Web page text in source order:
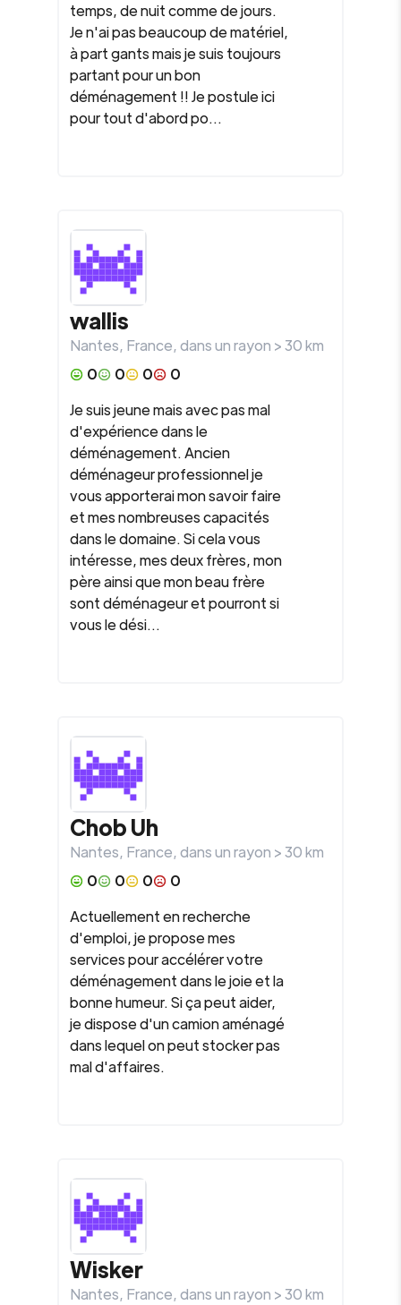
temps, de nuit comme de jours.
Je n'ai pas beaucoup de matériel,
à part gants mais je suis toujours
partant pour un bon
déménagement !! Je postule ici
pour tout d'abord po...
wallis
Nantes, France, dans un rayon >30km
0
0 0
0
Je suis jeune mais avec pas mal
d'expérience dans le
déménagement. Ancien
déménageur professionnel je
vous apporterai mon savoir faire
et mes nombreuses capacités
dans le domaine. Si cela vous
intéresse, mes deux frères, mon
père ainsi que mon beau frère
sont déménageur et pourront si
vous le dési...
Chob Uh
Nantes, France, dans un rayon >30km
0
0 0
0
Actuellement en recherche
d'emploi, je propose mes
services pour accélérer votre
déménagement dans le joie et la
bonne humeur. Si ça peut aider,
je dispose d'un camion aménagé
dans lequel on peut stocker pas
mal d'affaires.
Wisker
Nantes, France, dans un rayon >30km